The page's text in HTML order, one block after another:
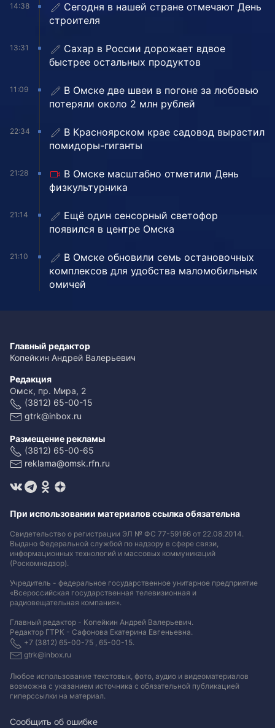
14:38
Сегодня в нашей стране отмечают День
строителя
13:31
Сахар в России дорожает вдвое
быстрее остальных продуктов
11:09
В Омске две швеи в погоне за любовью
потеряли около 2 млн рублей
22:34
В Красноярском крае садовод вырастил
помидоры-гиганты
21:28
В Омске масштабно отметили День
физкультурника
21:14
Ещё один сенсорный светофор
появился в центре Омска
21:10
В Омске обновили семь остановочных
комплексов для удобства маломобильных
омичей
Главный редактор
Копейкин Андрей Валерьевич
Редакция
Омск, пр. Мира, 2
(3812) 65-00-15
gtrk@inbox.ru
Размещение рекламы
(3812) 65-00-65
reklama@omsk.rfn.ru
При использовании материалов ссылка обязательна
Свидетельство о регистрации ЭЛ № ФС 77-59166 от 22.08.2014.
Выдано Федеральной службой по надзору в сфере связи,
информационных технологий и массовых коммуникаций
(Роскомнадзор).
Учредитель - федеральное государственное унитарное предприятие
«Всероссийская государственная телевизионная и
радиовещательная компания».
Главный редактор - Копейкин Андрей Валерьевич.
Редактор ГТРК - Сафонова Екатерина Евгеньевна.
+7 (3812) 65-00-75 , 65-00-15.
gtrk@inbox.ru
Любое использование текстовых, фото, аудио и видеоматериалов
возможна с указанием источника с обязательной публикацией
гиперссылки на материал.
Сообщить об ошибке